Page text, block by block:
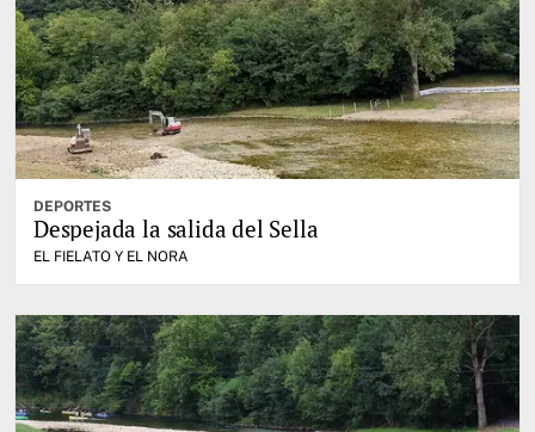
DEPORTES
Despejada la salida del Sella
EL FIELATO Y EL NORA